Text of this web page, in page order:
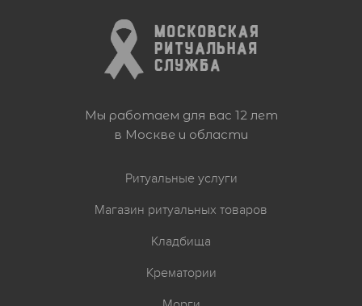
Мы работаем для вас 12 лет
в Москве и области
Ритуальные услуги
Магазин ритуальных товаров
Кладбища
Крематории